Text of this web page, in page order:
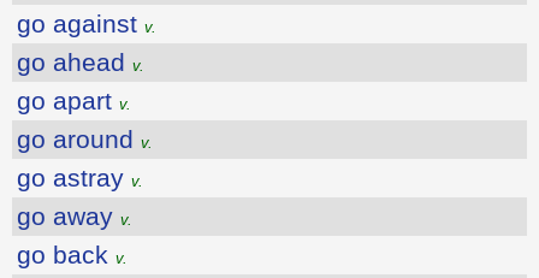
go against v.
go ahead v.
go apart v.
go around v.
go astray v.
go away v.
go back v.